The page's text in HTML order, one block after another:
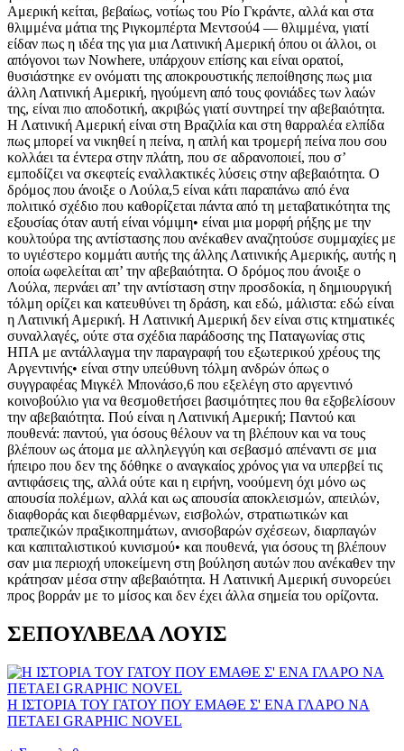
ΣΕΠΟΥΛΒΕΔΑ ΛΟΥΙΣ
Η ΙΣΤΟΡΙΑ ΤΟΥ ΓΑΤΟΥ ΠΟΥ ΕΜΑΘΕ Σ' ΕΝΑ ΓΛΑΡΟ ΝΑ
ΠΕΤΑΕΙ GRAPHIC NOVEL